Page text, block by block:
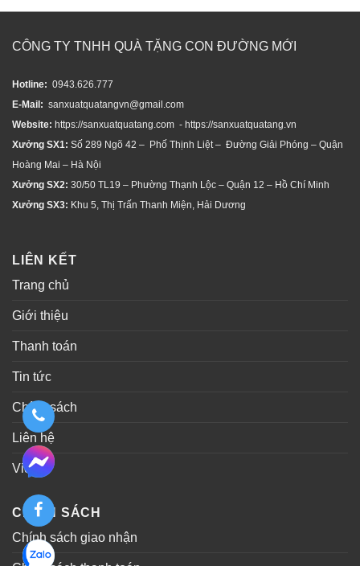
CÔNG TY TNHH QUÀ TẶNG CON ĐƯỜNG MỚI
Hotline: 0943.626.777
E-Mail: sanxuatquatangvn@gmail.com
Website: https://sanxuatquatang.com - https://sanxuatquatang.vn
Xưởng SX1: Số 289 Ngõ 42 – Phố Thịnh Liệt – Đường Giải Phóng – Quận
Hoàng Mai – Hà Nội
Xưởng SX2: 30/50 TL19 – Phường Thạnh Lộc – Quận 12 – Hồ Chí Minh
Xưởng SX3: Khu 5, Thị Trấn Thanh Miện, Hải Dương
LIÊN KẾT
Trang chủ
Giới thiệu
Thanh toán
Tin tức
Chính sách
Liên hệ
Video
CHÍNH SÁCH
Chính sách giao nhận